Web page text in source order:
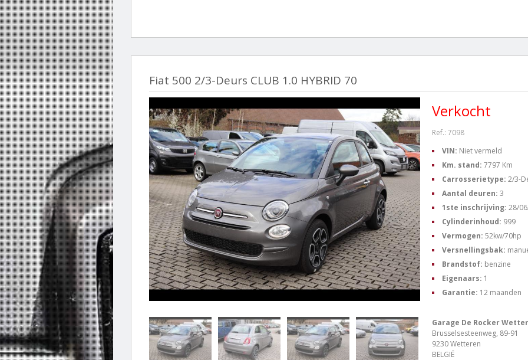
Fiat 500 2/3-Deurs CLUB 1.0 HYBRID 70
Verkocht
Ref.: 7098
VIN: Niet vermeld
Km. stand: 7797 Km
Carrosserietype: 2/3-
Aantal deuren: 3
1ste inschrijving: 28/
Cylinderinhoud: 999
Vermogen: 52kw/70hp
Versnellingsbak:
Brandstof: benzine
Eigenaars: 1
Garantie: 12 maanden
Garage De Rocker
Brusselsesteenweg, 89-91
9230 Wetteren
BELGIË